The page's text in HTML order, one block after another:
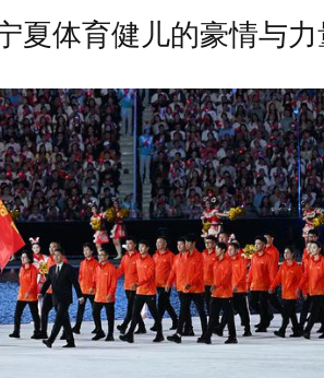
夏体育健儿的豪情与力